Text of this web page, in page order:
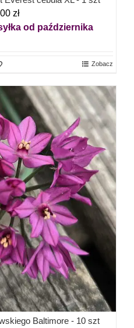
zł
od października
Zobacz
Baltimore - 10 szt